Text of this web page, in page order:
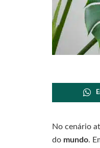
No cenário
do mundo.